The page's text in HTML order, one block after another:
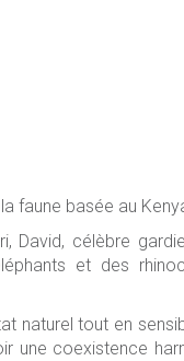
faune basée au
David, célèbre
et des
naturel tout en
une coexistence